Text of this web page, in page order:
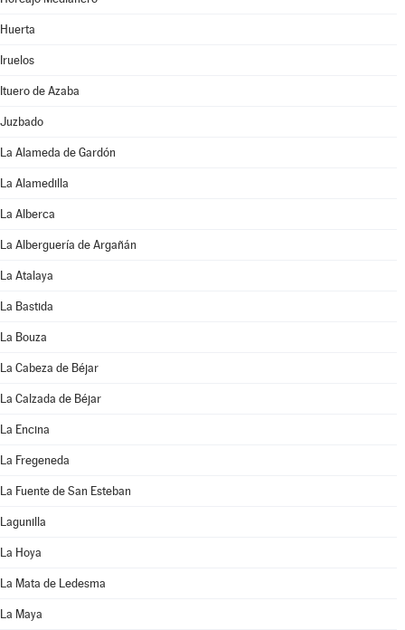
Huerta
Iruelos
Ituero de Azaba
Juzbado
La Alameda de Gardón
La Alamedilla
La Alberca
La Alberguería de Argañán
La Atalaya
La Bastida
La Bouza
La Cabeza de Béjar
La Calzada de Béjar
La Encina
La Fregeneda
La Fuente de San Esteban
Lagunilla
La Hoya
La Mata de Ledesma
La Maya